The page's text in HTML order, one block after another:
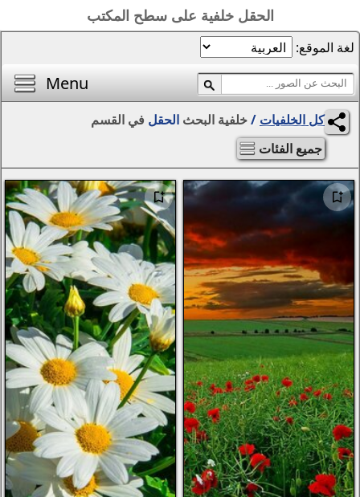
على سطح المكتب
محرر الصور
مواسم
التجريد والرسومات
الحيوانات
الخيال
الزهور
الإبداع
سيارات
دول العالم
تصوير الماكرو
العطل
الفضاء
المدن والعمارة
Menu
الحقل في القسم